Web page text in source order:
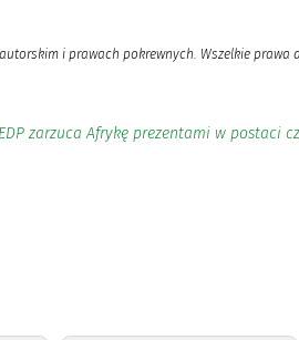
i prawach pokrewnych. Wszelkie prawa
EDP zarzuca Afrykę prezentami w postaci